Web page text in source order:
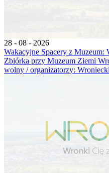
28 - 08 - 2026
Wakacyjne Spacery z Muzeum:
Zbiórka przy Muzeum Ziemi
wolny / organizatorzy: